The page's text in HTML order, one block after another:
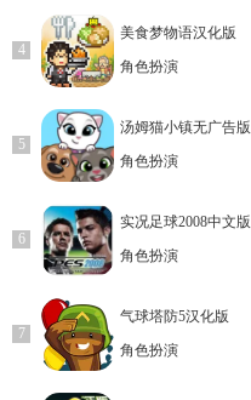
美食梦物语汉化版
角色扮演
汤姆猫小镇无广告版
角色扮演
实况足球2008中文版
角色扮演
气球塔防5汉化版
角色扮演